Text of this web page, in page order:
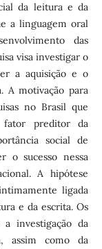
da leitura e da
a linguagem oral
das
visa investigar o
a aquisição e o
A motivação para
no Brasil que
fator preditor da
social de
o sucesso nessa
A hipótese
ligada
e da escrita. Os
a investigação da
assim como da